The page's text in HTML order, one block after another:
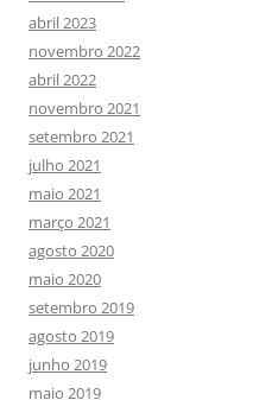
abril 2023
novembro 2022
abril 2022
novembro 2021
setembro 2021
julho 2021
maio 2021
março 2021
agosto 2020
maio 2020
setembro 2019
agosto 2019
junho 2019
maio 2019